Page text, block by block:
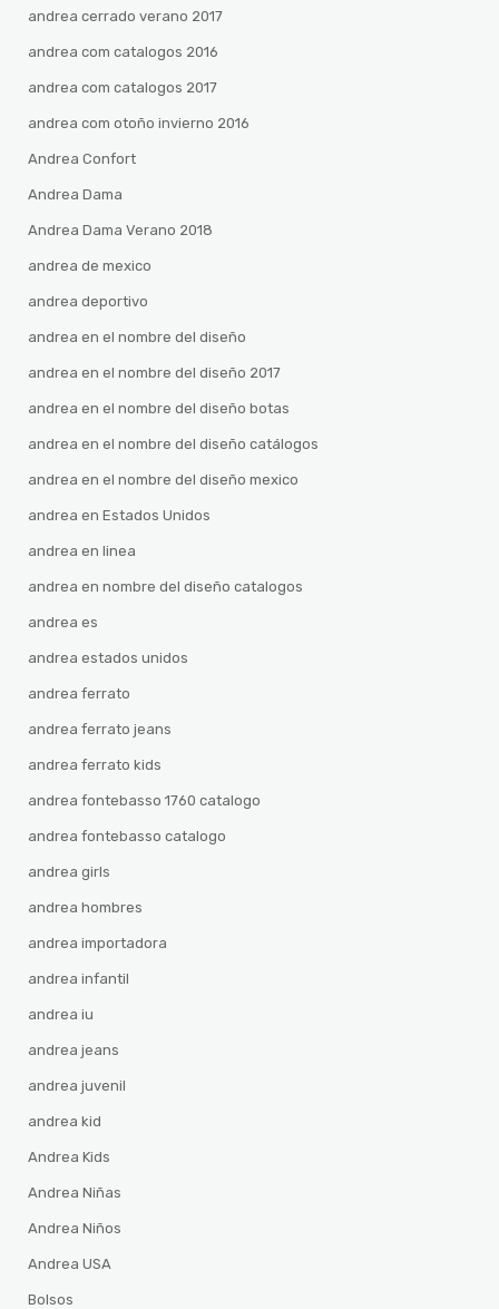
andrea cerrado verano 2017
andrea com catalogos 2016
andrea com catalogos 2017
andrea com otoño invierno 2016
Andrea Confort
Andrea Dama
Andrea Dama Verano 2018
andrea de mexico
andrea deportivo
andrea en el nombre del diseño
andrea en el nombre del diseño 2017
andrea en el nombre del diseño botas
andrea en el nombre del diseño catálogos
andrea en el nombre del diseño mexico
andrea en Estados Unidos
andrea en linea
andrea en nombre del diseño catalogos
andrea es
andrea estados unidos
andrea ferrato
andrea ferrato jeans
andrea ferrato kids
andrea fontebasso 1760 catalogo
andrea fontebasso catalogo
andrea girls
andrea hombres
andrea importadora
andrea infantil
andrea iu
andrea jeans
andrea juvenil
andrea kid
Andrea Kids
Andrea Niñas
Andrea Niños
Andrea USA
Bolsos